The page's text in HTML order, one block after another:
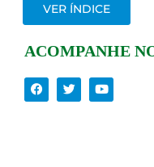
VER ÍNDICE
ACOMPANHE